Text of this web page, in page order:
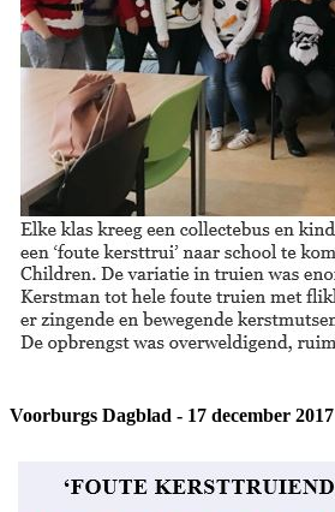
Voorburgs Dagblad - 17 december 2017